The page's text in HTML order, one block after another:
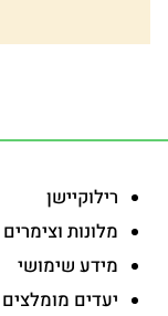
רילוקיישן
מלונות וצימרים
מידע שימושי
יעדים מומלצים